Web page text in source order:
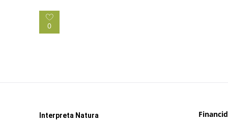
0
Interpreta Natura